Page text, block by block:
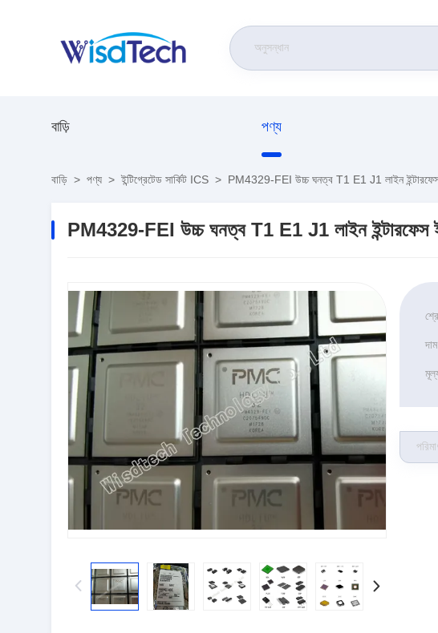
বাড়ি পণ্য
বাড়ি > পণ্য > ইন্টিগ্রেটেড সার্কিট ICS > PM4329-FEI উচ্চ ঘনত্ব T1 E1 J1 লাইন ইন্টারফেস
PM4329-FEI উচ্চ ঘনত্ব T1 E1 J1 লাইন ইন্টারফেস